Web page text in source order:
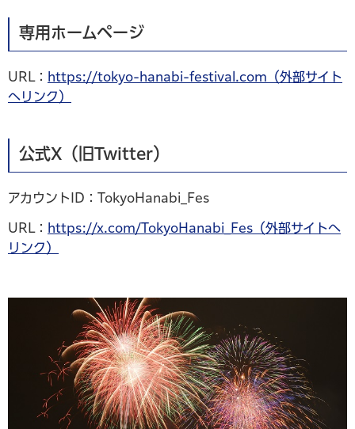
専用ホームページ
URL：
https://tokyo-hanabi-festival.com（外部サイト
へリンク）
公式X（旧Twitter）
アカウントID：TokyoHanabi_Fes
URL：
https://x.com/TokyoHanabi_Fes（外部サイトへ
リンク）